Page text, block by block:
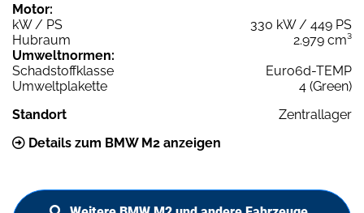
Motor:
kW / PS
330 kW / 449 PS
Hubraum
2.979 cm³
Umweltnormen:
Schadstoffklasse
Euro6d-TEMP
Umweltplakette
4 (Green)
Standort
Zentrallager
Details zum BMW M2 anzeigen